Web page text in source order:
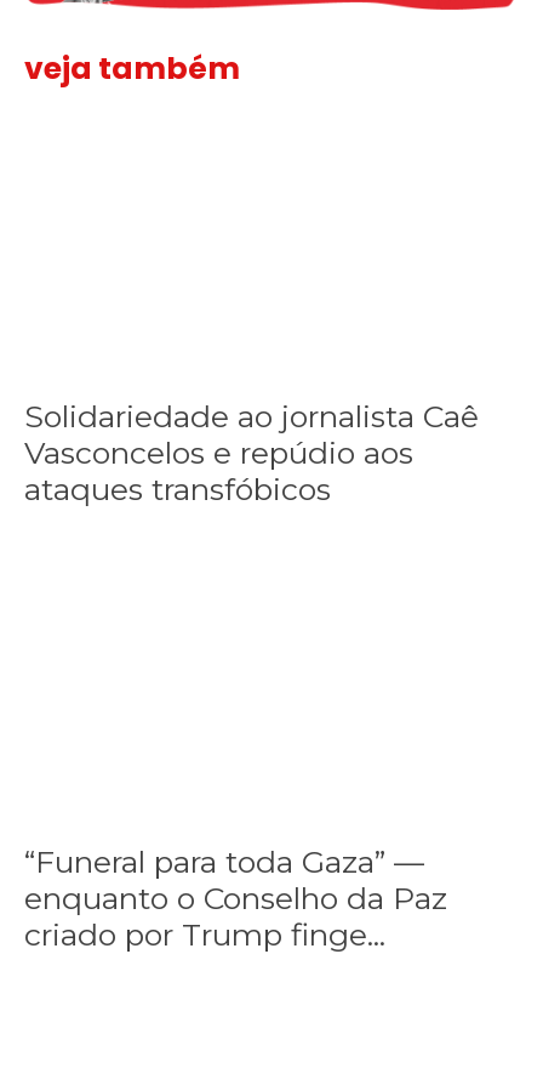
veja também
Solidariedade ao jornalista Caê
Vasconcelos e repúdio aos
ataques transfóbicos
“Funeral para toda Gaza” —
enquanto o Conselho da Paz
criado por Trump finge...